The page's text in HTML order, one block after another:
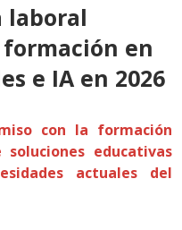
laboral
en
e IA en 2026
con la formación
educativas
actuales del